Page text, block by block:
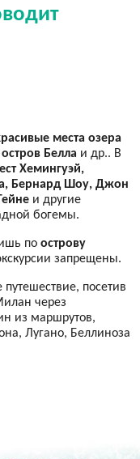
места озера
остров Белла и др.. В
Хемингуэй,
Бернард Шоу, Джон
и другие
богемы.
по острову
запрещены.
посетив
через
из маршрутов,
Лугано, Беллиноза